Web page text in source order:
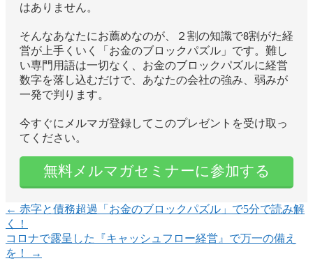
はありません。
そんなあなたにお薦めなのが、２割の知識で8割がた経
営が上手くいく「お金のブロックパズル」です。難し
い専門用語は一切なく、お金のブロックパズルに経営
数字を落し込むだけで、あなたの会社の強み、弱みが
一発で判ります。
今すぐにメルマガ登録してこのプレゼントを受け取っ
てください。
無料メルマガセミナーに参加する
← 赤字と債務超過「お金のブロックパズル」で5分で読み解
く！
コロナで露呈した『キャッシュフロー経営』で万一の備え
を！
→